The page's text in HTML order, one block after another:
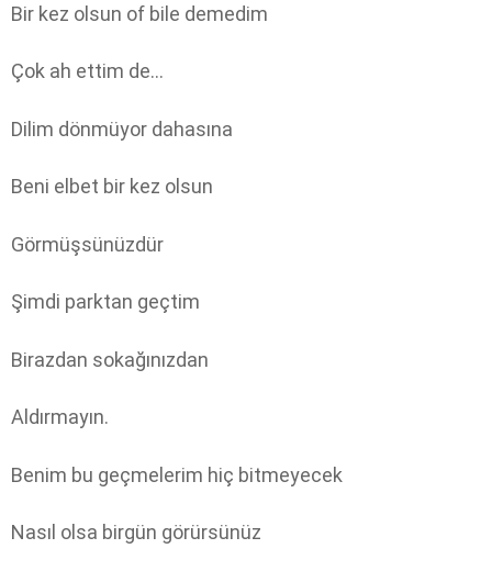
Bir kez olsun of bile demedim
Çok ah ettim de…
Dilim dönmüyor dahasına
Beni elbet bir kez olsun
Görmüşsünüzdür
Şimdi parktan geçtim
Birazdan sokağınızdan
Aldırmayın.
Benim bu geçmelerim hiç bitmeyecek
Nasıl olsa birgün görürsünüz